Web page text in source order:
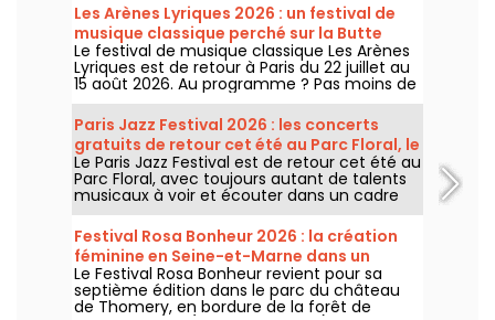
Les Arènes Lyriques 2026 : un festival de
musique classique perché sur la Butte
Montmartre
Le festival de musique classique Les Arènes
Lyriques est de retour à Paris du 22 juillet au
15 août 2026. Au programme ? Pas moins de
16 concerts donnés au sein des Arènes de
Montmartre, un cadre idyllique pour écouter
les grands classiques.
Paris Jazz Festival 2026 : les concerts
gratuits de retour cet été au Parc Floral, le
programme
Le Paris Jazz Festival est de retour cet été au
Parc Floral, avec toujours autant de talents
musicaux à voir et écouter dans un cadre
bucolique. Voici le programme des concerts
gratuits à découvrir du 24 juin au 6
septembre 2026 !
Festival Rosa Bonheur 2026 : la création
féminine en Seine-et-Marne dans un
château
Le Festival Rosa Bonheur revient pour sa
septième édition dans le parc du château
de Thomery, en bordure de la forêt de